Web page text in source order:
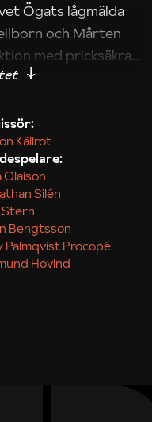
Ögats lågmälda
och Mårten
med pricksäkra
vara att omsätta
Källrot
Olaison
Silén
Stern
Bengtsson
Palmqvist Procopé
Hovind